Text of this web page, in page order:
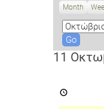
Month
M
o
n
11
υποβολής